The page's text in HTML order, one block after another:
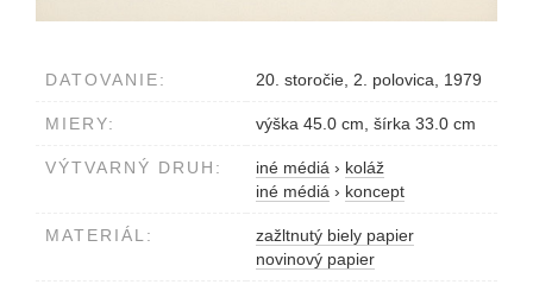
DATOVANIE: 20. storočie, 2. polovica, 1979
MIERY: výška 45.0 cm, šírka 33.0 cm
VÝTVARNÝ DRUH: iné médiá › koláž
iné médiá › koncept
MATERIÁL:
zažltnutý biely papier
novinový papier